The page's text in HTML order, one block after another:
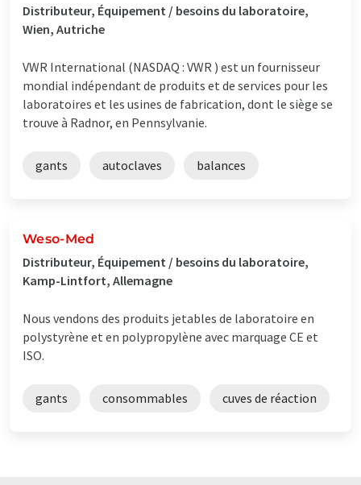
Distributeur, Équipement / besoins du laboratoire,
Wien, Autriche
VWR International (NASDAQ : VWR ) est un fournisseur
mondial indépendant de produits et de services pour les
laboratoires et les usines de fabrication, dont le siège se
trouve à Radnor, en Pennsylvanie.
gants autoclaves balances
Weso-Med
Distributeur, Équipement / besoins du laboratoire,
Kamp-Lintfort, Allemagne
Nous vendons des produits jetables de laboratoire en
polystyrène et en polypropylène avec marquage CE et
ISO.
gants consommables cuves de réaction